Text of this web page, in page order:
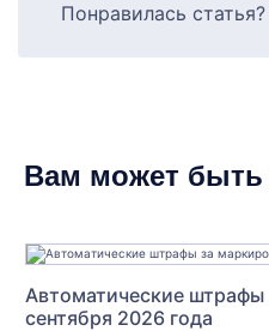
Понравилась
Вам может быть
Автоматические штрафы
сентября 2026 года